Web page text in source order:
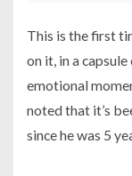
This is the first
on it, in a
emotional
noted that it’s
since he was 5